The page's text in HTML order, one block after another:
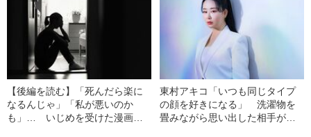
【後編を読む】「死んだら楽に
なるんじゃ」「私が悪いのか
も」… いじめを受けた漫画家
東村アキコ「いつも同じタイプ
の顔を好きになる」 洗濯物を
畳みながら思い出した相手が初